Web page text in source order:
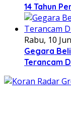
14 Tahun
Rabu, 10
Gegara
Terancam